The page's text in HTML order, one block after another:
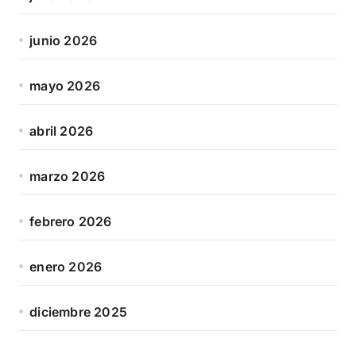
junio 2026
mayo 2026
abril 2026
marzo 2026
febrero 2026
enero 2026
diciembre 2025